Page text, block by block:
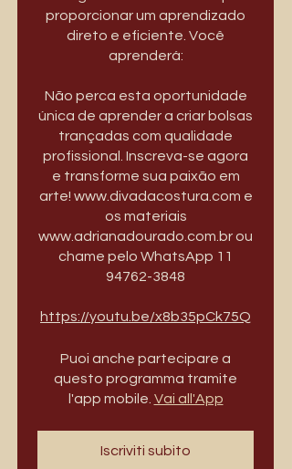
proporcionar um aprendizado
direto e eficiente. Você
aprenderá:
Não perca esta oportunidade
única de aprender a criar bolsas
trançadas com qualidade
profissional. Inscreva-se agora
e transforme sua paixão em
arte! www.divadacostura.com e
os materiais
www.adrianadourado.com.br ou
chame pelo WhatsApp 11
94762-3848
https://youtu.be/x8b35pCk75Q
Puoi anche partecipare a
questo programma tramite
l'app mobile. Vai all'App
Iscriviti subito